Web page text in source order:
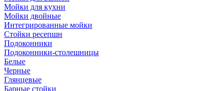
Мойки для кухни
Мойки двойные
Интегрированные мойки
Стойки ресепшн
Подоконники
Подоконники-столешницы
Белые
Черные
Глянцевые
Барные стойки